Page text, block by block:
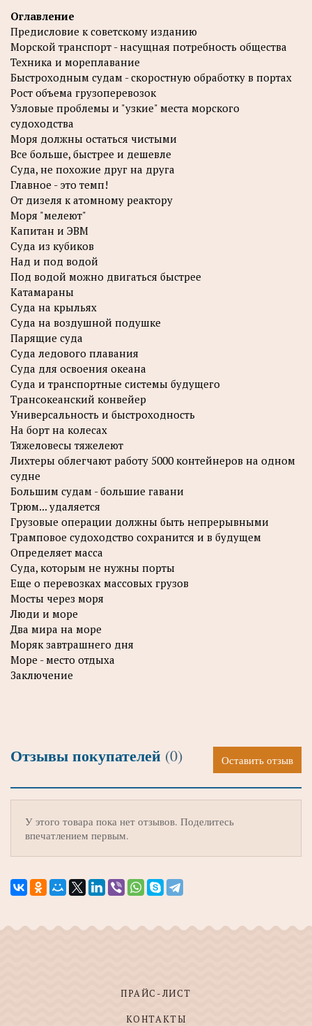
Оглавление
Предисловие к советскому изданию
Морской транспорт - насущная потребность общества
Техника и мореплавание
Быстроходным судам - скоростную обработку в портах
Рост объема грузоперевозок
Узловые проблемы и "узкие" места морского
судоходства
Моря должны остаться чистыми
Все больше, быстрее и дешевле
Суда, не похожие друг на друга
Главное - это темп!
От дизеля к атомному реактору
Моря "мелеют"
Капитан и ЭВМ
Суда из кубиков
Над и под водой
Под водой можно двигаться быстрее
Катамараны
Суда на крыльях
Суда на воздушной подушке
Парящие суда
Суда ледового плавания
Суда для освоения океана
Суда и транспортные системы будущего
Трансокеанский конвейер
Универсальность и быстроходность
На борт на колесах
Тяжеловесы тяжелеют
Лихтеры облегчают работу 5000 контейнеров на одном
судне
Большим судам - большие гавани
Трюм... удаляется
Грузовые операции должны быть непрерывными
Трамповое судоходство сохранится и в будущем
Определяет масса
Суда, которым не нужны порты
Еще о перевозках массовых грузов
Мосты через моря
Люди и море
Два мира на море
Моряк завтрашнего дня
Море - место отдыха
Заключение
Отзывы покупателей (0) Оставить отзыв
У этого товара пока нет отзывов. Поделитесь
впечатлением первым.
ПРАЙС-ЛИСТ
КОНТАКТЫ